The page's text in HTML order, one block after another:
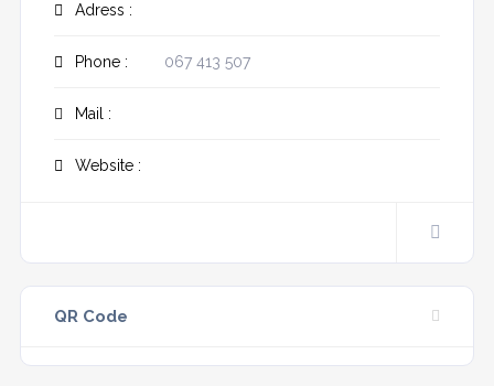
Adress :
Phone : 067 413 507
Mail :
Website :
QR Code